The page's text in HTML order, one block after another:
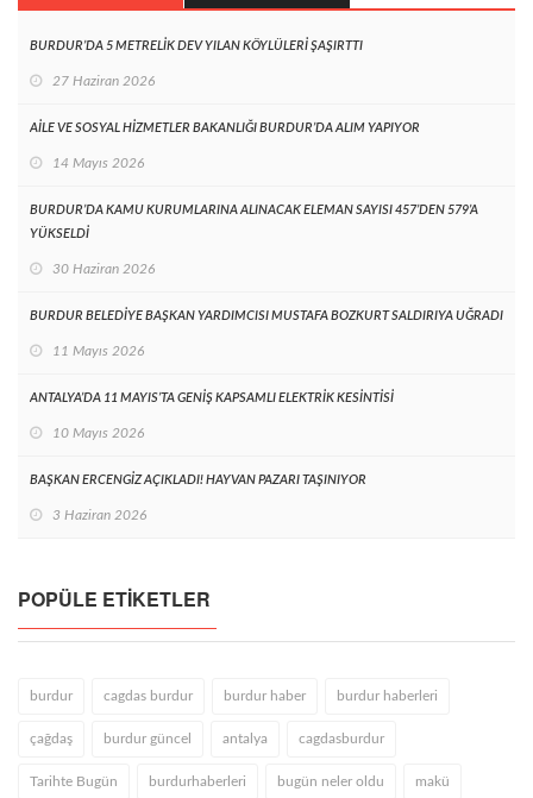
BURDUR’DA 5 METRELİK DEV YILAN KÖYLÜLERİ ŞAŞIRTTI
27 Haziran 2026
AİLE VE SOSYAL HİZMETLER BAKANLIĞI BURDUR’DA ALIM YAPIYOR
14 Mayıs 2026
BURDUR’DA KAMU KURUMLARINA ALINACAK ELEMAN SAYISI 457’DEN 579’A
YÜKSELDİ
30 Haziran 2026
BURDUR BELEDİYE BAŞKAN YARDIMCISI MUSTAFA BOZKURT SALDIRIYA UĞRADI
11 Mayıs 2026
ANTALYA’DA 11 MAYIS’TA GENİŞ KAPSAMLI ELEKTRİK KESİNTİSİ
10 Mayıs 2026
BAŞKAN ERCENGİZ AÇIKLADI! HAYVAN PAZARI TAŞINIYOR
3 Haziran 2026
POPÜLE ETIKETLER
burdur cagdas burdur burdur haber burdur haberleri
çağdaş burdur güncel antalya cagdasburdur
Tarihte Bugün burdurhaberleri bugün neler oldu makü